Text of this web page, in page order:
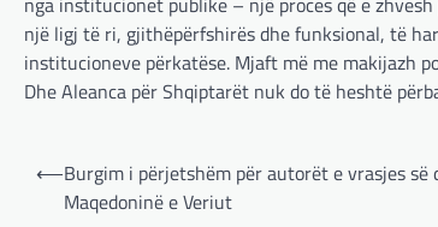
një ligj të ri, gjithëpërfshirës dhe funksional, të
institucioneve përkatëse. Mjaft më me makijazh
Dhe Aleanca për Shqiptarët nuk do të heshtë
Post
navigation
⟵Burgim i përjetshëm për autorët e vrasjes së
Maqedoninë e Veriut